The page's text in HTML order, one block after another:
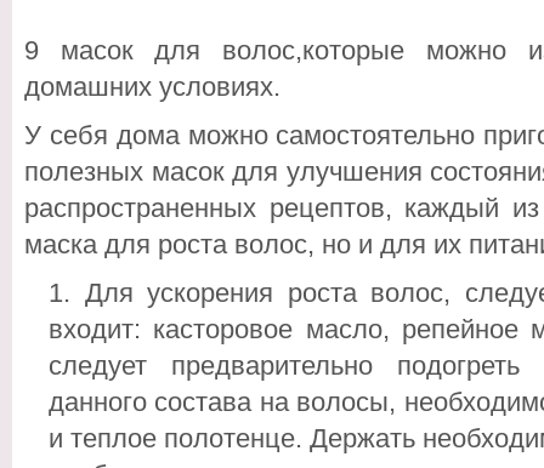
9 масок для волос,которые можно
домашних условиях.
У себя дома можно самостоятельно
полезных масок для улучшения
распространенных рецептов, каждый
маска для роста волос, но и для их
Для ускорения роста волос,
входит: касторовое масло,
следует предварительно
данного состава на волосы,
и теплое полотенце. Держать